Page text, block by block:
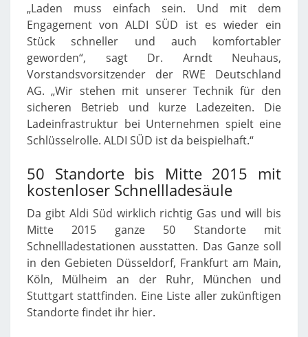
„Laden muss einfach sein. Und mit dem
Engagement von ALDI SÜD ist es wieder ein
Stück schneller und auch komfortabler
geworden“, sagt Dr. Arndt Neuhaus,
Vorstandsvorsitzender der RWE Deutschland
AG. „Wir stehen mit unserer Technik für den
sicheren Betrieb und kurze Ladezeiten. Die
Ladeinfrastruktur bei Unternehmen spielt eine
Schlüsselrolle. ALDI SÜD ist da beispielhaft.“
50 Standorte bis Mitte 2015 mit
kostenloser Schnellladesäule
Da gibt Aldi Süd wirklich richtig Gas und will bis
Mitte 2015 ganze 50 Standorte mit
Schnellladestationen ausstatten. Das Ganze soll
in den Gebieten Düsseldorf, Frankfurt am Main,
Köln, Mülheim an der Ruhr, München und
Stuttgart stattfinden. Eine Liste aller zukünftigen
Standorte findet ihr hier.